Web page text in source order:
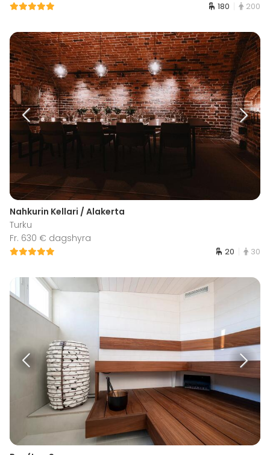
180 200
Nahkurin Kellari / Alakerta
Turku
Fr. 630 € dagshyra
20 30